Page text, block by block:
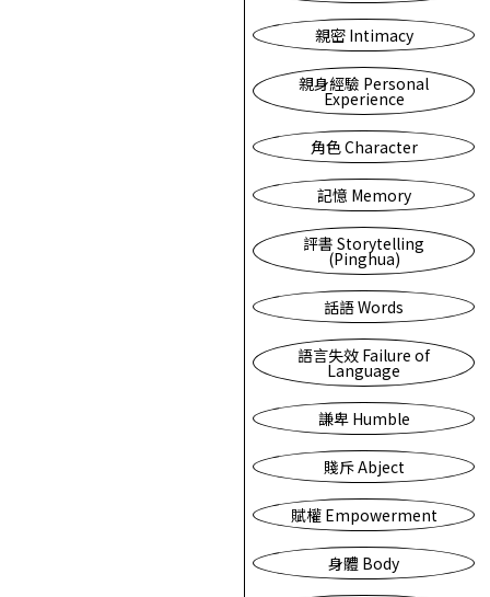
親密 Intimacy
親身經驗 Personal
Experience
角色 Character
記憶 Memory
評書 Storytelling
(Pinghua)
話語 Words
語言失效 Failure of
Language
謙卑 Humble
賤斥 Abject
賦權 Empowerment
身體 Body